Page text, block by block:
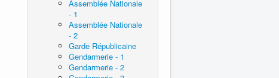
Assemblée Nationale
- 1
Assemblée Nationale
- 2
Garde Républicaine
Gendarmerie - 1
Gendarmerie - 2